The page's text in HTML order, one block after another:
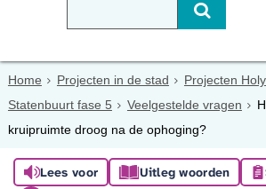
Home Projecten in de stad Projecten Holy
Statenbuurt fase 5
Veelgestelde vragen
kruipruimte droog na de ophoging?
Lees voor Uitleg woorden